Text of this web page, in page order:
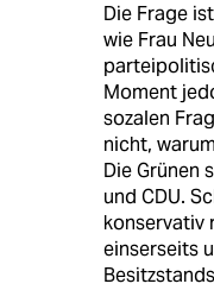
Die Frage
wie Frau
Moment
sozalen
nicht,
Die Grünen
und CDU.
konservativ
einserseits